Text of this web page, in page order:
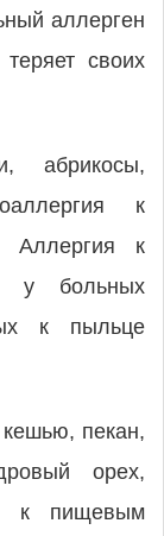
аллерген
своих
абрикосы,
к
Аллергия к
у больных
к пыльце
пекан,
орех,
к пищевым